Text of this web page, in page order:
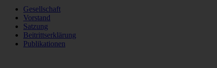
Gesellschaft
Vorstand
Satzung
Beitrittserklärung
Publikationen